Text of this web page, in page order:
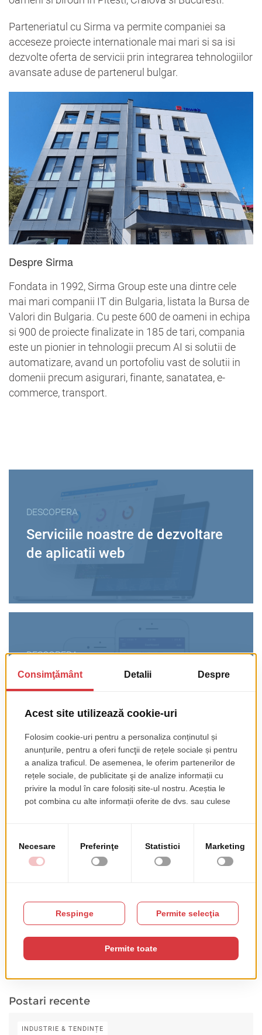
Parteneriatul cu Sirma va permite companiei sa
acceseze proiecte internationale mai mari si sa isi
dezvolte oferta de servicii prin integrarea tehnologiilor
avansate aduse de partenerul bulgar.
Despre Sirma
Fondata in 1992, Sirma Group este una dintre cele
mai mari companii IT din Bulgaria, listata la Bursa de
Valori din Bulgaria. Cu peste 600 de oameni in echipa
si 900 de proiecte finalizate in 185 de tari, compania
este un pionier in tehnologii precum AI si solutii de
automatizare, avand un portofoliu vast de solutii in
domenii precum asigurari, finante, sanatatea, e-
commerce, transport.
DESCOPERA
Serviciile noastre de dezvoltare
de aplicatii web
DESCOPERA
Serviciile noastre de dezvoltare
de aplicatii mobile
Categorii
AI & INTELLIGENT SYSTEMS
INDUSTRIE & TENDINȚE
Postari recente
INDUSTRIE & TENDINȚE